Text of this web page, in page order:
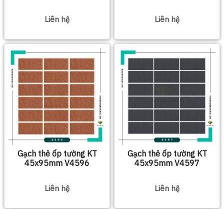
Liên hệ Liên hệ
Gạch thẻ ốp tường KT
45x95mm V4596
Liên hệ
Gạch thẻ ốp tường KT
45x95mm V4597
Liên hệ